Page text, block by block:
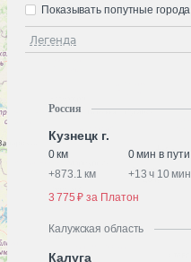
Легенда
Показывать попутные города
Россия
Кузнецк г.
0 км
0 мин в пути
+873.1 км +13 ч 10 мин
3 775 ₽ за Платон
Калужская область
Калуга